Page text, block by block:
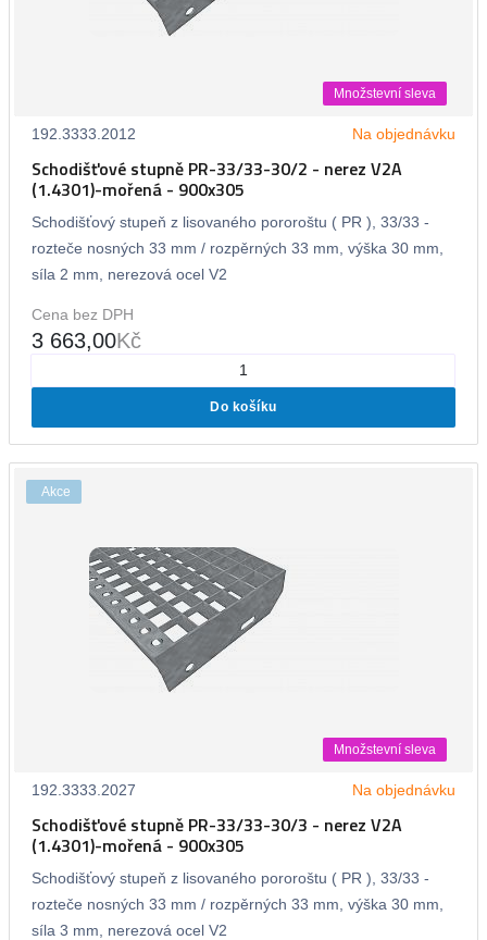
Množstevní sleva
192.3333.2012 Na objednávku
Schodišťové stupně PR-33/33-30/2 - nerez V2A
(1.4301)-mořená - 900x305
Schodišťový stupeň z lisovaného pororoštu ( PR ), 33/33 -
rozteče nosných 33 mm / rozpěrných 33 mm, výška 30 mm,
síla 2 mm, nerezová ocel V2
Cena bez DPH
3 663,00Kč
Do košíku
Akce
Množstevní sleva
192.3333.2027 Na objednávku
Schodišťové stupně PR-33/33-30/3 - nerez V2A
(1.4301)-mořená - 900x305
Schodišťový stupeň z lisovaného pororoštu ( PR ), 33/33 -
rozteče nosných 33 mm / rozpěrných 33 mm, výška 30 mm,
síla 3 mm, nerezová ocel V2